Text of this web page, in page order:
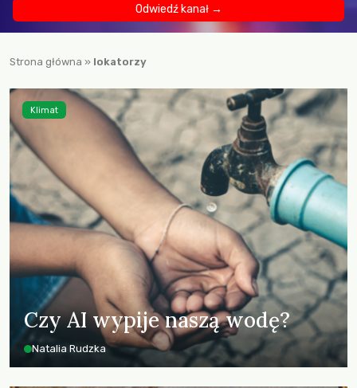
Odwiedź kanał →
Strona główna » lokatorzy
Czy AI wypije naszą wodę?
Natalia Rudzka
Klimat